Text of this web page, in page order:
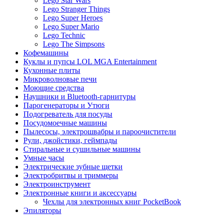
Lego Stranger Things
Lego Super Heroes
Lego Super Mario
Lego Technic
Lego The Simpsons
Кофемашины
Куклы и пупсы LOL MGA Entertainment
Кухонные плиты
Микроволновые печи
Моющие средства
Наушники и Bluetooth-гарнитуры
Парогенераторы и Утюги
Подогреватель для посуды
Посудомоечные машины
Пылесосы, электрошвабры и пароочистители
Рули, джойстики, геймпады
Стиральные и сушильные машины
Умные часы
Электрические зубные щетки
Электробритвы и триммеры
Электроинструмент
Электронные книги и аксессуары
Чехлы для электронных книг PocketBook
Эпиляторы